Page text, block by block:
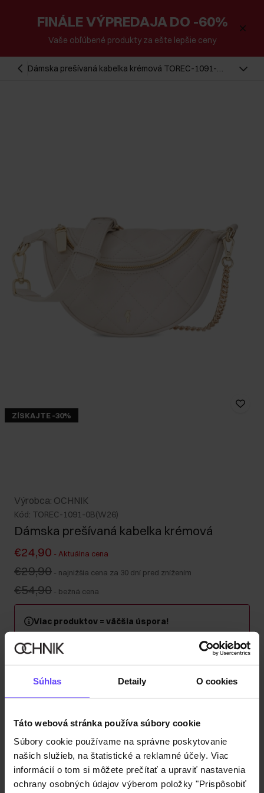
Súhlas Detaily O cookies
Táto webová stránka používa súbory cookie
Súbory cookie používame na správne poskytovanie
našich služieb, na štatistické a reklamné účely. Viac
informácií o tom si môžete prečítať a upraviť nastavenia
ochrany osobných údajov výberom položky "Prispôsobiť
FINÁLE VÝPREDAJA DO -60%
Vaše obľúbené produkty za ešte lepšie ceny
Dámska prešívaná kabelka krémová TOREC-1091-
ZÍSKAJTE -30%
Výrobca: OCHNIK
Kód: TOREC-1091-0B(W26)
Dámska prešívaná kabelka krémová
€24,90 - Aktuálna cena
€29,90 - najnižšia cena za 30 dní pred znížením
€54,90 - bežná cena
Viac produktov = väčšia úspora!
Kúpte si minimálne 2 kusy z kategórie kabeliek, kufrov
alebo cestovných kozmetických taštičiek a získajte 30
% zľavu na druhý a každý ďalší kus! Kombinujte
ľubovoľne – zľava sa automaticky započítava v košíku.
Popis produktu
Detaily